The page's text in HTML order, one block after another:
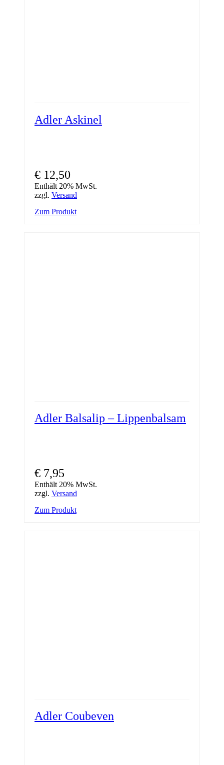
Adler Askinel
€ 12,50
Enthält 20% MwSt.
zzgl. Versand
Zum Produkt
Adler Balsalip – Lippenbalsam
€ 7,95
Enthält 20% MwSt.
zzgl. Versand
Zum Produkt
Adler Coubeven